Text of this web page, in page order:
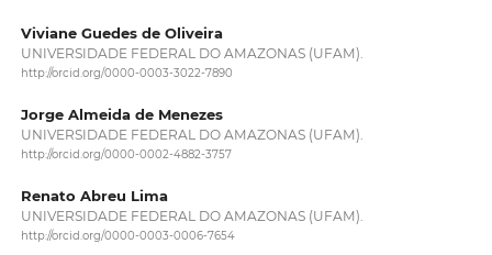
Viviane Guedes de Oliveira
UNIVERSIDADE FEDERAL DO AMAZONAS (UFAM).
http://orcid.org/0000-0003-3022-7890
Jorge Almeida de Menezes
UNIVERSIDADE FEDERAL DO AMAZONAS (UFAM).
http://orcid.org/0000-0002-4882-3757
Renato Abreu Lima
UNIVERSIDADE FEDERAL DO AMAZONAS (UFAM).
http://orcid.org/0000-0003-0006-7654